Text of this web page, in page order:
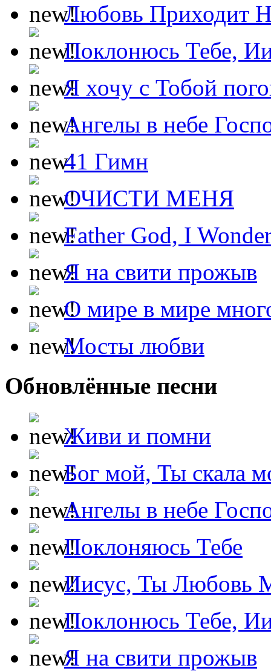
Любовь Приходит
Поклонюсь Тебе,
Я хочу с Тобой
Ангелы в небе
41 Гимн
ОЧИСТИ МЕНЯ
Father God, I
Я на свити прожыв
О мире в мире
Мосты любви
Обновлённые песни
Живи и помни
Бог мой, Ты скала
Ангелы в небе
Поклоняюсь Тебе
Иисус, Ты Любовь
Поклонюсь Тебе,
Я на свити прожыв